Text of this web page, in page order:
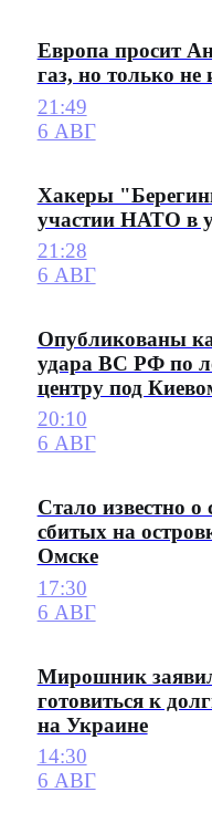
Европа просит
газ, но только не
21:49
6 АВГ
Хакеры
участии НАТО в
21:28
6 АВГ
Опубликованы
удара ВС РФ по
центру под
20:10
6 АВГ
Стало известно о
сбитых на
Омске
17:30
6 АВГ
Мирошник
готовиться к
на Украине
14:30
6 АВГ